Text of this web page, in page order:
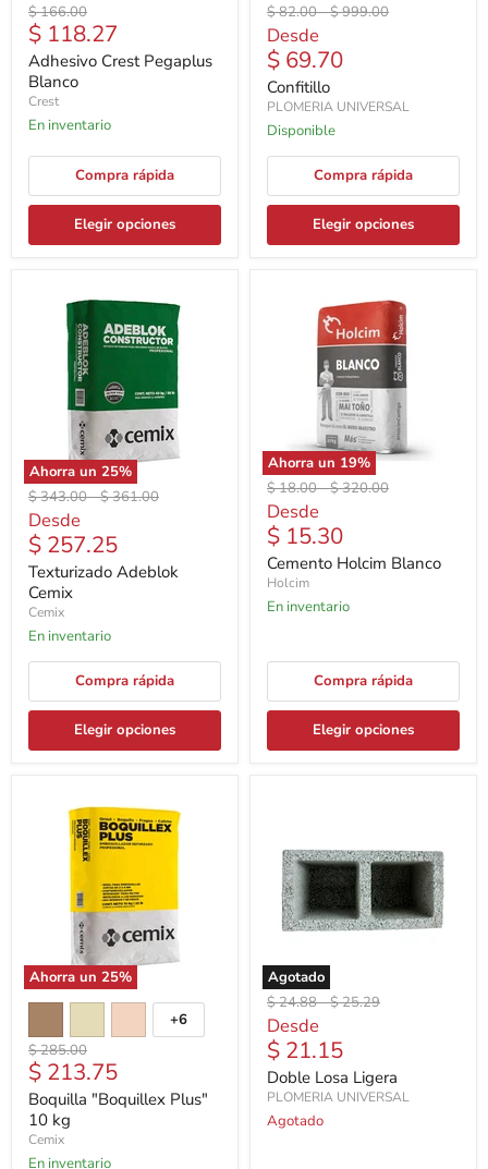
Precio
original
$ 166.00
Precio
actual
$ 118.27
Adhesivo Crest Pegaplus
Blanco
Crest
En inventario
Compra rápida
Elegir opciones
Precio
original
$ 82.00-Precio
$ 999.00
Desde
$ 69.70
Confitillo
PLOMERIA UNIVERSAL
Disponible
Compra rápida
Elegir opciones
Ahorra un 25%
Precio
original
$ 343.00-Precio
$ 361.00
Desde
$ 257.25
Texturizado Adeblok
Cemix
Cemix
En inventario
Compra rápida
Elegir opciones
Ahorra un 19%
Precio
original
$ 18.00-Precio
$ 320.00
Desde
$ 15.30
Cemento Holcim Blanco
Holcim
En inventario
Compra rápida
Elegir opciones
Ahorra un 25%
+6
Precio
original
$ 285.00
Precio
actual
$ 213.75
Boquilla "Boquillex Plus"
10 kg
Cemix
En inventario
Agotado
Precio
original
$ 24.88-Precio
$ 25.29
Desde
$ 21.15
Doble Losa Ligera
PLOMERIA UNIVERSAL
Agotado